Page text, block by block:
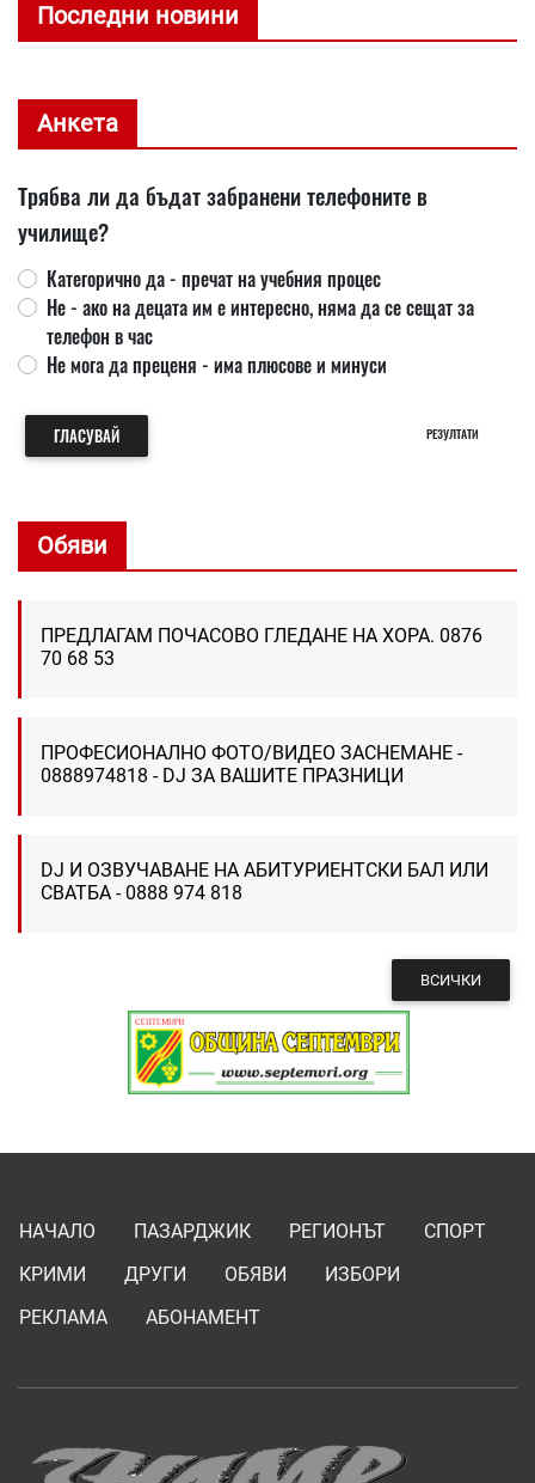
Последни новини
Анкета
Трябва ли да бъдат забранени телефоните в
училище?
Категорично да - пречат на учебния процес
Не - ако на децата им е интересно, няма да се сещат за
телефон в час
Не мога да преценя - има плюсове и минуси
ГЛАСУВАЙ РЕЗУЛТАТИ
Обяви
ПРЕДЛАГАМ ПОЧАСОВО ГЛЕДАНЕ НА ХОРА. 0876
70 68 53
ПРОФЕСИОНАЛНО ФОТО/ВИДЕО ЗАСНЕМАНЕ -
0888974818 - DJ ЗА ВАШИТЕ ПРАЗНИЦИ
DJ И ОЗВУЧАВАНЕ НА АБИТУРИЕНТСКИ БАЛ ИЛИ
СВАТБА - 0888 974 818
ВСИЧКИ
НАЧАЛО ПАЗАРДЖИК РЕГИОНЪТ
СПОРТ
КРИМИ
ДРУГИ ОБЯВИ
ИЗБОРИ
РЕКЛАМА
АБОНАМЕНТ